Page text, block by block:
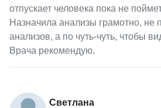
отпускает человека пока не
Назначила анализы грамотно, не
анализов, а по чуть-чуть, чтобы
Врача рекомендую.
Светлана